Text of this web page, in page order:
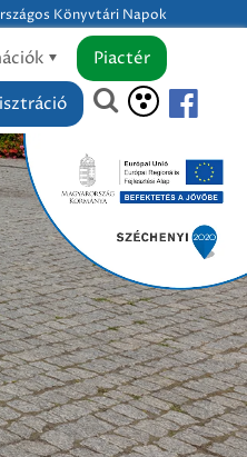
Könyvtári Napok
Piactér